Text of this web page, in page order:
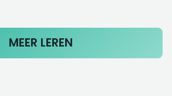
MEER LEREN